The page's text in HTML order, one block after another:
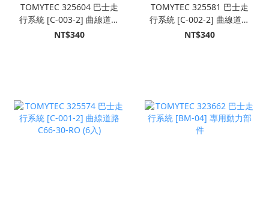
TOMYTEC 325604 巴士走
行系統 [C-003-2] 曲線道路
C140-30-RO (6入)
NT$340
TOMYTEC 325581 巴士走
行系統 [C-002-2] 曲線道路
C103-30-RO (6入)
NT$340